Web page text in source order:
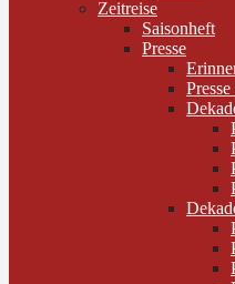
Zeitreise
Saisonheft
Presse